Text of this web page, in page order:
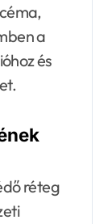
a
és
réteg